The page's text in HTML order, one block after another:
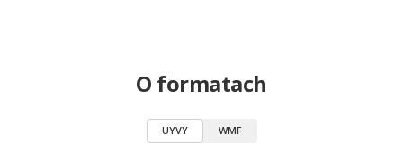
O formatach
UYVY WMF